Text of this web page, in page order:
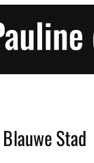
Stad